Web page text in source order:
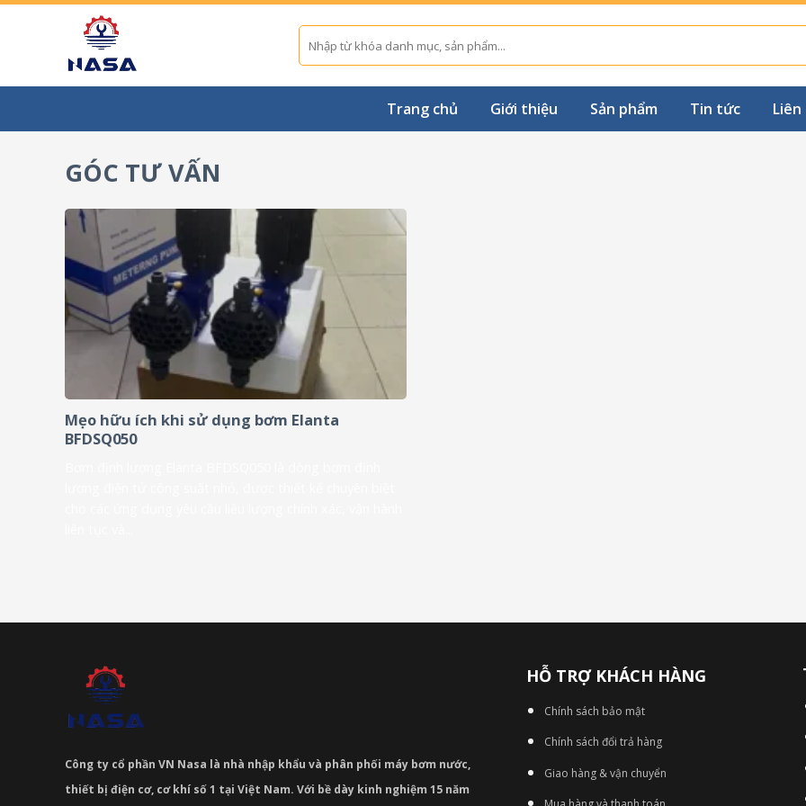
Skip
Tìm
kiếm:
Trang chủ Giới thiệu Sản phẩm Tin tức Liên
GÓC TƯ VẤN
Mẹo hữu ích khi sử dụng bơm Elanta
BFDSQ050
Công ty cổ phần VN Nasa là nhà nhập khẩu và phân phối máy bơm nước,
thiết bị điện cơ, cơ khí số 1 tại Việt Nam. Với bề dày kinh nghiệm 15 năm
HỖ TRỢ KHÁCH HÀNG
Chính sách bảo mật
Chính sách đổi trả hàng
Giao hàng & vận chuyển